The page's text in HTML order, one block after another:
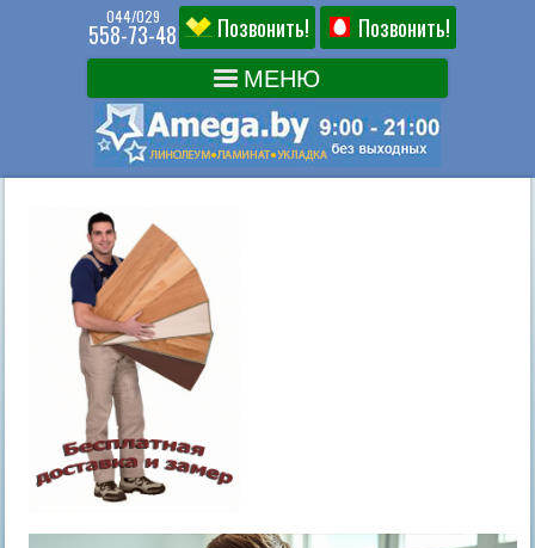
044/029
558-73-48 Позвонить! Позвонить!